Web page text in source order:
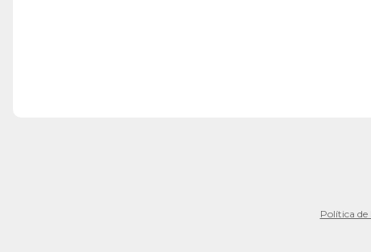
Política de